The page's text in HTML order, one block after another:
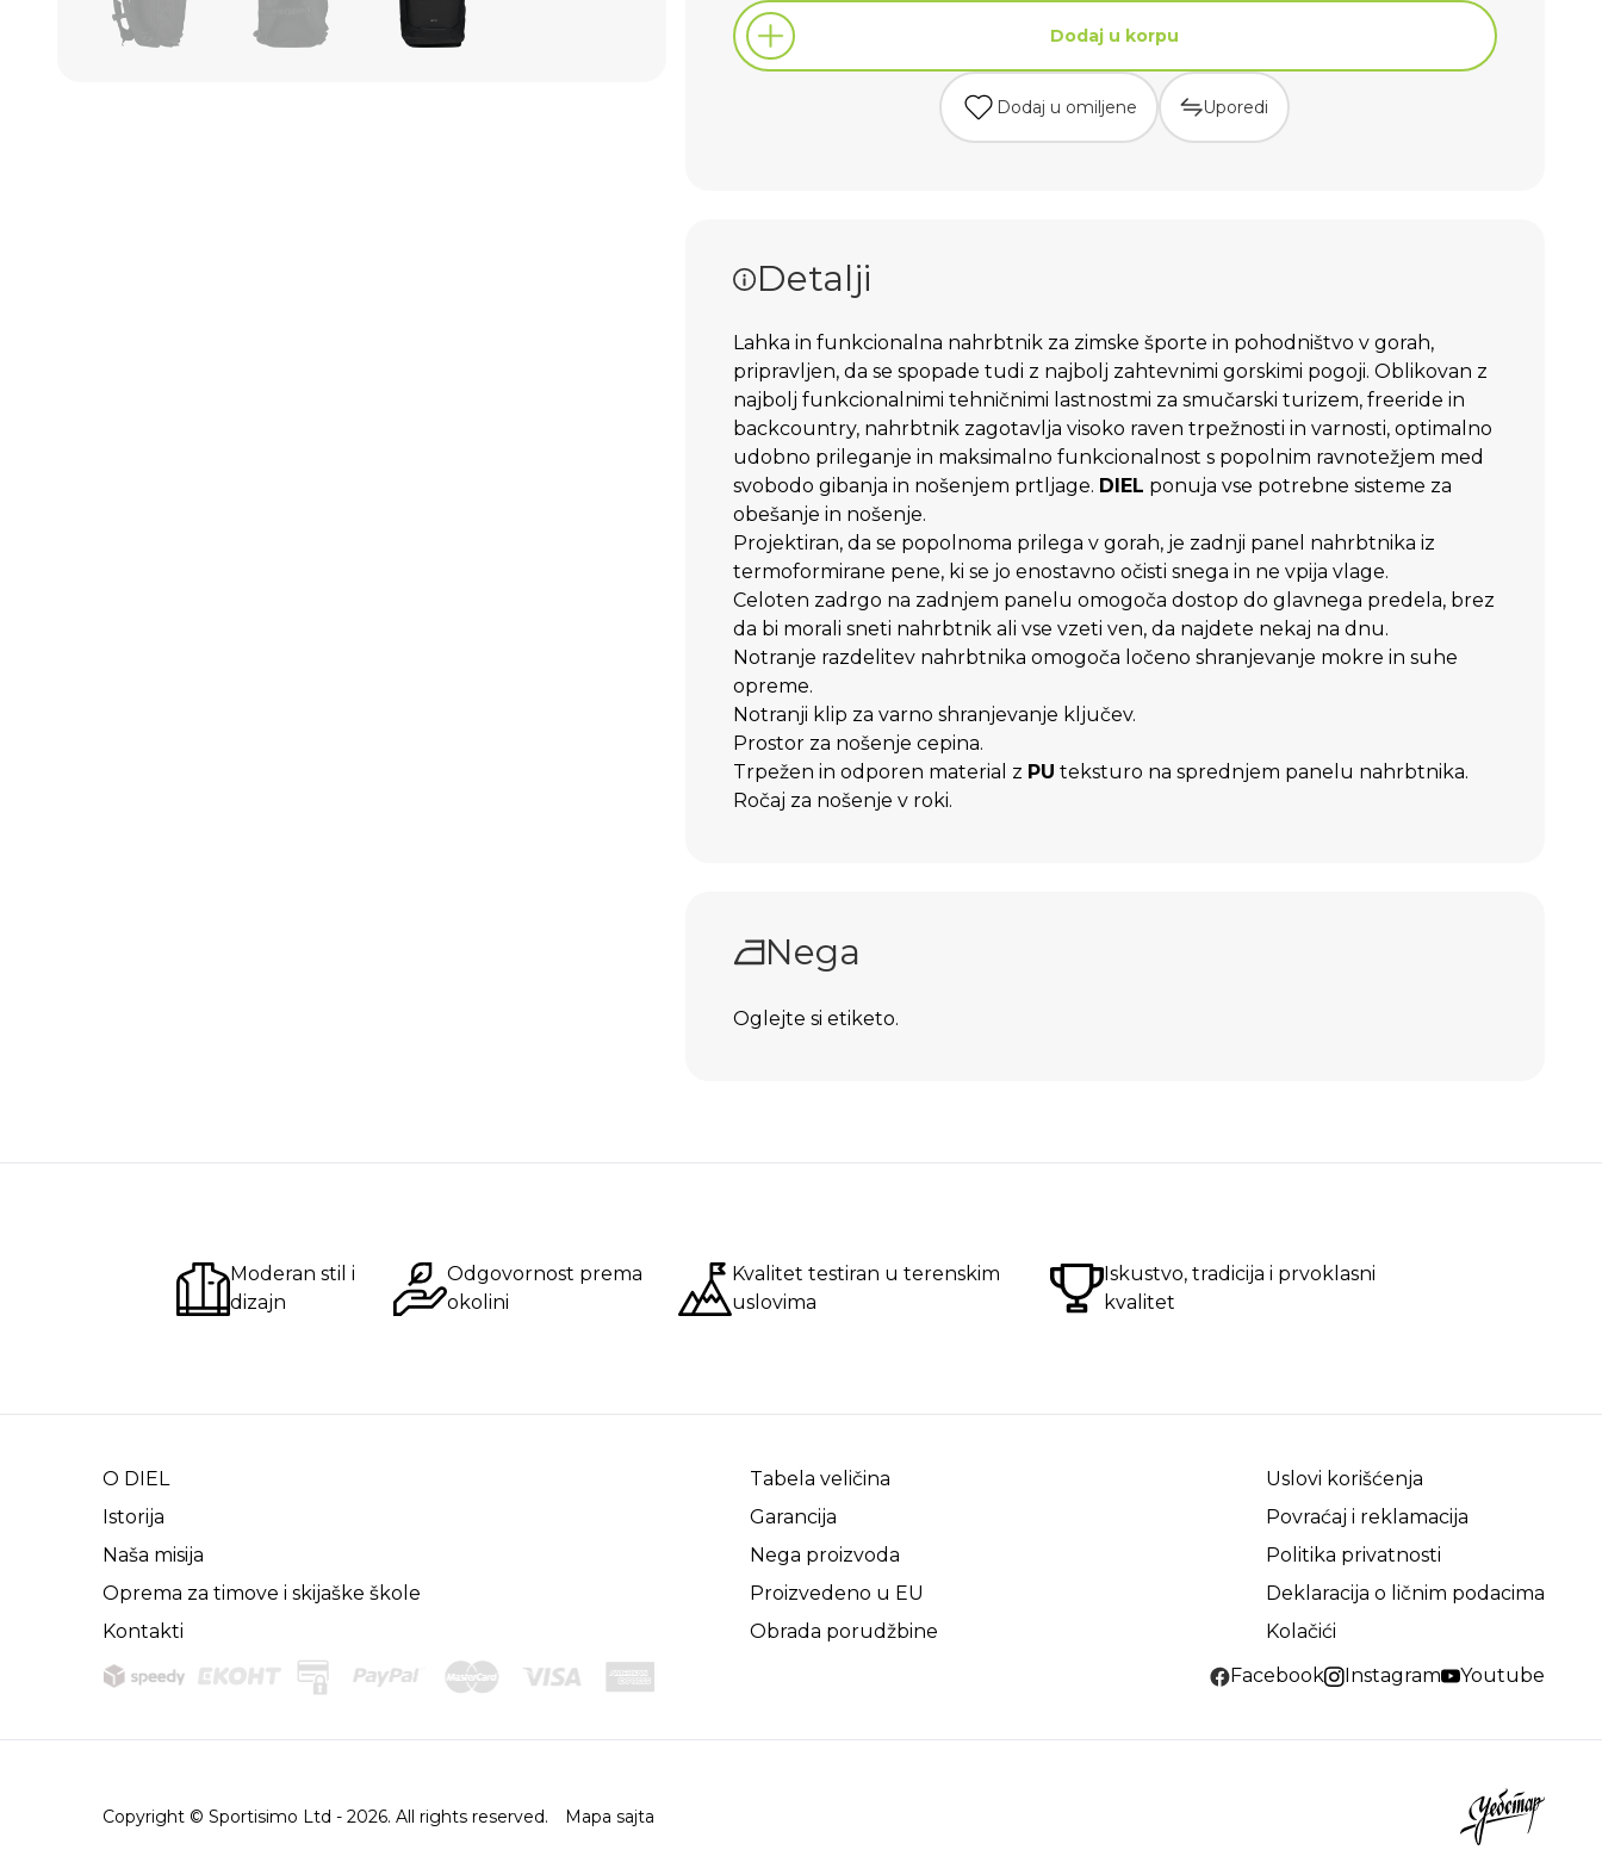
Dodaj u korpu
Dodaj u omiljene Uporedi
Detalji
Lahka in funkcionalna nahrbtnik za zimske športe in pohodništvo v gorah,
pripravljen, da se spopade tudi z najbolj zahtevnimi gorskimi pogoji. Oblikovan z
najbolj funkcionalnimi tehničnimi lastnostmi za smučarski turizem, freeride in
backcountry, nahrbtnik zagotavlja visoko raven trpežnosti in varnosti, optimalno
udobno prileganje in maksimalno funkcionalnost s popolnim ravnotežjem med
svobodo gibanja in nošenjem prtljage. DIEL ponuja vse potrebne sisteme za
obešanje in nošenje.
Projektiran, da se popolnoma prilega v gorah, je zadnji panel nahrbtnika iz
termoformirane pene, ki se jo enostavno očisti snega in ne vpija vlage.
Celoten zadrgo na zadnjem panelu omogoča dostop do glavnega predela, brez
da bi morali sneti nahrbtnik ali vse vzeti ven, da najdete nekaj na dnu.
Notranje razdelitev nahrbtnika omogoča ločeno shranjevanje mokre in suhe
opreme.
Notranji klip za varno shranjevanje ključev.
Prostor za nošenje cepina.
Trpežen in odporen material z PU teksturo na sprednjem panelu nahrbtnika.
Ročaj za nošenje v roki.
Nega
Oglejte si etiketo.
Moderan stil i
dizajn
Odgovornost prema
okolini
Kvalitet testiran u terenskim
uslovima
Iskustvo, tradicija i prvoklasni
kvalitet
O DIEL
Istorija
Naša misija
Oprema za timove i skijaške škole
Kontakti
Tabela veličina
Garancija
Nega proizvoda
Proizvedeno u EU
Obrada porudžbine
Uslovi korišćenja
Povraćaj i reklamacija
Politika privatnosti
Deklaracija o ličnim podacima
Kolačići
Facebook
Instagram Youtube
Copyright © Sportisimo Ltd - 2026. All rights reserved. Mapa sajta